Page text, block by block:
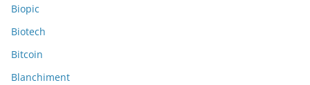
Biopic
Biotech
Bitcoin
Blanchiment